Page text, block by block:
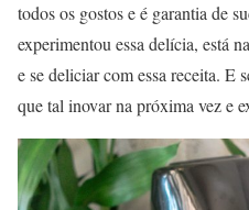
todos os gostos e é garantia de
experimentou essa delícia, está
e se deliciar com essa receita.
que tal inovar na próxima vez e